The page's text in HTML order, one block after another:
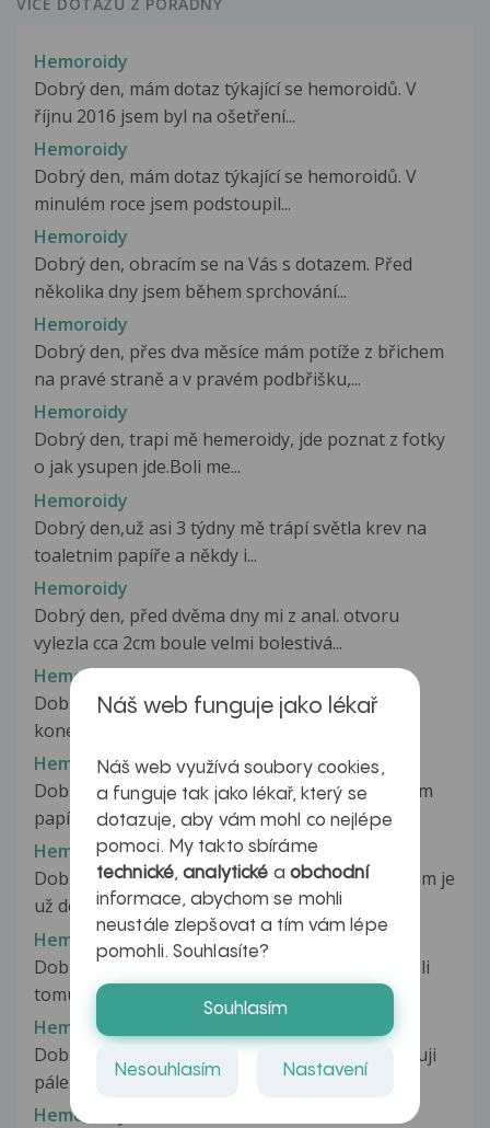
Hemoroidy
Dobrý den, mám dotaz týkající se hemoroidů. V
říjnu 2016 jsem byl na ošetření...
Hemoroidy
Dobrý den, mám dotaz týkající se hemoroidů. V
minulém roce jsem podstoupil...
Hemoroidy
Dobrý den, obracím se na Vás s dotazem. Před
několika dny jsem během sprchování...
Hemoroidy
Dobrý den, přes dva měsíce mám potíže z břichem
na pravé straně a v pravém podbřišku,...
Hemoroidy
Dobrý den, trapi mě hemeroidy, jde poznat z fotky
o jak ysupen jde.Boli me...
Hemoroidy
Dobrý den,už asi 3 týdny mě trápí světla krev na
toaletnim papíře a někdy i...
Hemoroidy
Dobrý den, před dvěma dny mi z anal. otvoru
vylezla cca 2cm boule velmi bolestivá...
Hemoroidy
Dobry den, mam dlouhodobe problemy s
konecnikem. Krvaceni - hemeroidy, a hlavne...
Hemoroidy
Dobrý den, je mi 37 let, občas najdu na toaletním
papíru světlou krev - děje...
Hemoroidy
Dobrý den, trápí mě bouličky na konečníku, mám je
už delší dobu, nesvědí, nebolí,...
Hemoroidy
Dobrý den, dnes jsem byl u lékaře-chirurga kvůli
tomu, že jsem dnes po vykonání...
Hemoroidy
Dobrý den, Je mi 25 let a již nějakou dobu pociťuji
pálení a svědění v oblasti...
Hemoroidy
Náš web funguje jako lékař
Náš web využívá soubory cookies,
a funguje tak jako lékař, který se
dotazuje, aby vám mohl co nejlépe
pomoci. My takto sbíráme
technické,analytické a obchodní
informace, abychom se mohli
neustále zlepšovat a tím vám lépe
pomohli. Souhlasíte?
Souhlasím
Nesouhlasím Nastavení